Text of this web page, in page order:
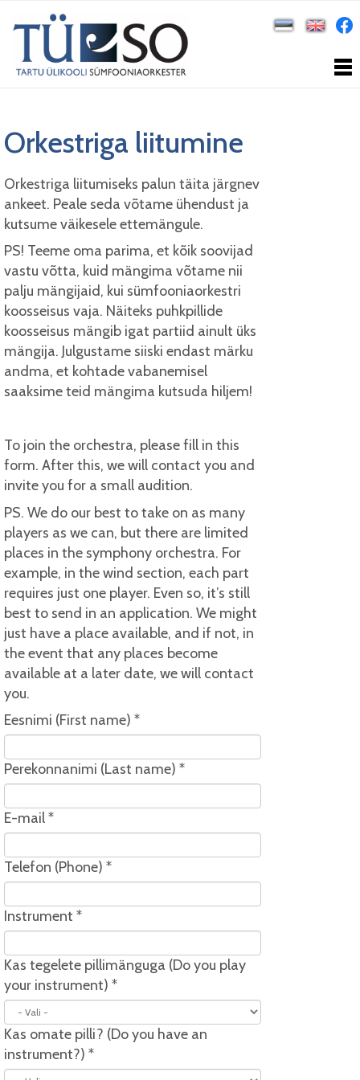
Orkestriga liitumine
Orkestriga liitumiseks palun täita järgnev
ankeet. Peale seda võtame ühendust ja
kutsume väikesele ettemängule.
PS! Teeme oma parima, et kõik soovijad
vastu võtta, kuid mängima võtame nii
palju mängijaid, kui sümfooniaorkestri
koosseisus vaja. Näiteks puhkpillide
koosseisus mängib igat partiid ainult üks
mängija. Julgustame siiski endast märku
andma, et kohtade vabanemisel
saaksime teid mängima kutsuda hiljem!
To join the orchestra, please fill in this
form. After this, we will contact you and
invite you for a small audition.
PS. We do our best to take on as many
players as we can, but there are limited
places in the symphony orchestra. For
example, in the wind section, each part
requires just one player. Even so, it’s still
best to send in an application. We might
just have a place available, and if not, in
the event that any places become
available at a later date, we will contact
you.
Eesnimi (First name) *
Perekonnanimi (Last name) *
E-mail*
Telefon (Phone) *
Instrument *
Kas tegelete pillimänguga (Do you play
your instrument) *
Kas omate pilli? (Do you have an
instrument?) *